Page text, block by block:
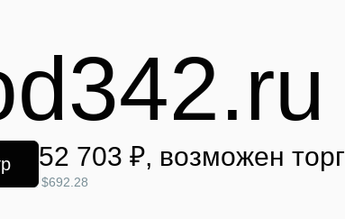
52 703 ₽, возможен торг
$692.28